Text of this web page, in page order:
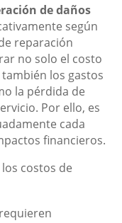
de daños
según
reparación
no solo el costo
los gastos
la pérdida de
Por ello, es
cada
financieros.
costos de